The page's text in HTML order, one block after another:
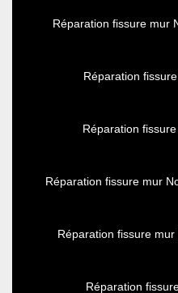
Réparation fissure mur
Réparation
Réparation
Réparation fissure mur
Réparation fissure
Réparation